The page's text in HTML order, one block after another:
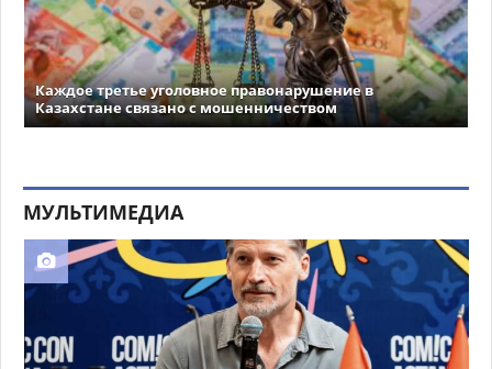
Каждое третье уголовное правонарушение в
Казахстане связано с мошенничеством
МУЛЬТИМЕДИА